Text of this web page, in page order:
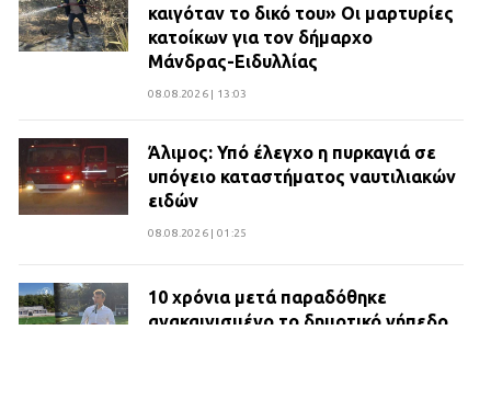
καιγόταν το δικό του» Οι μαρτυρίες
κατοίκων για τον δήμαρχο
Μάνδρας-Ειδυλλίας
08.08.2026 | 13:03
Άλιμος: Υπό έλεγχο η πυρκαγιά σε
υπόγειο καταστήματος ναυτιλιακών
ειδών
08.08.2026 | 01:25
10 χρόνια μετά παραδόθηκε
ανακαινισμένο το δημοτικό γήπεδο